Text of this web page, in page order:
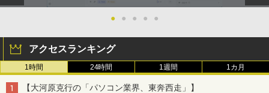
● ● ● ● ●
アクセスランキング
1時間 24時間 1週間 1カ月
【大河原克行の「パソコン業界、東奔西走」】